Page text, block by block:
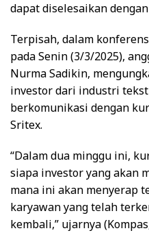
dapat diselesaikan
Terpisah, dalam
pada Senin (3/3/2025),
Nurma Sadikin,
investor dari industri
berkomunikasi dengan
Sritex.
“Dalam dua minggu ini,
siapa investor yang akan
mana ini akan menyerap
karyawan yang telah
kembali,” ujarnya